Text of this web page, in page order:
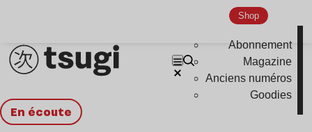
Shop
Abonnement
Magazine
Anciens numéros
Goodies
en écoute